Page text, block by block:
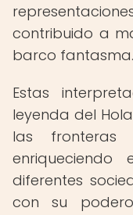
contribuido a
barco fantasma.
Estas
leyenda del
las fronteras
diferentes
con su